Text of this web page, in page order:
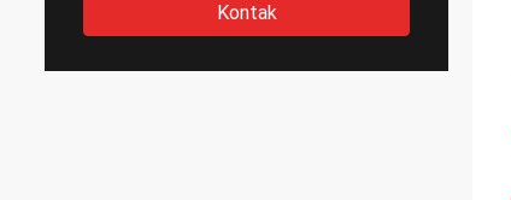
Kontak